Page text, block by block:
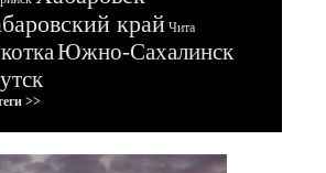
край Чита
Южно-Сахалинск
>>